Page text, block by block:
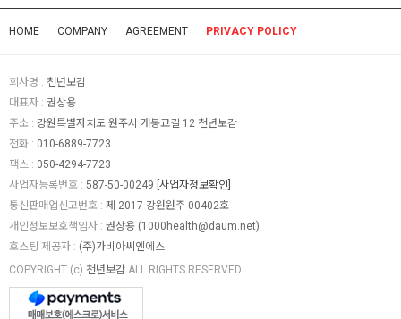
HOME COMPANY AGREEMENT PRIVACY POLICY
회사명 : 천년보감
대표자 : 권상용
주소 : 강원특별자치도 원주시 개봉교길 12 천년보감
전화 : 010-6889-7723
팩스 : 050-4294-7723
사업자등록번호 : 587-50-00249 [사업자정보확인]
통신판매업신고번호 : 제 2017-강원원주-00402호
개인정보보호책임자 : 권상용 (1000health@daum.net)
호스팅 제공자 : (주)가비아씨엔에스
COPYRIGHT (c) 천년보감 ALL RIGHTS RESERVED.